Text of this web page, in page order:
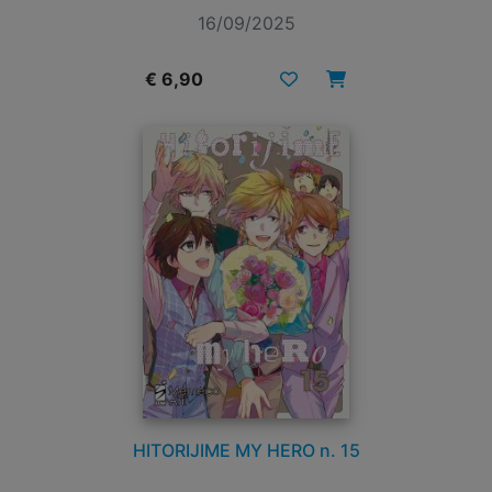
16/09/2025
€ 6,90
HITORIJIME MY HERO n. 15